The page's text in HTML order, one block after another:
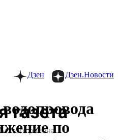
Дзен.Новости
Дзен
по